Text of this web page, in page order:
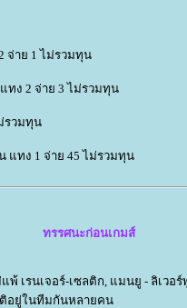
จ่าย 1 ไม่รวมทุน
ทง 2 จ่าย 3 ไม่รวมทุน
รวมทุน
แทง 1 จ่าย 45 ไม่รวมทุน
ทรรศนะก่อนเกมส์
เรนเจอร์-เซลติก, แมนยู - ลิเวอร์
อยู่ในทีมกันหลายคน